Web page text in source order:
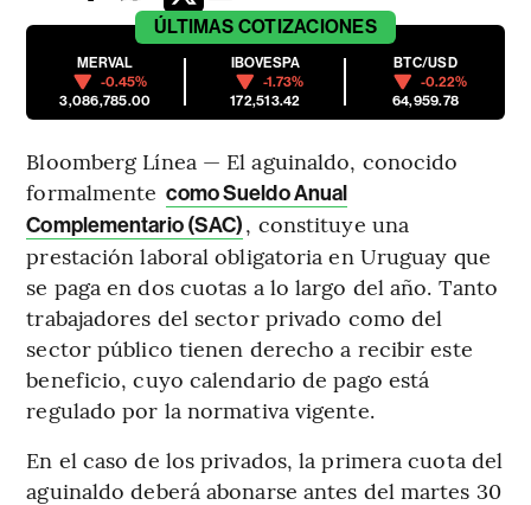
ÚLTIMAS COTIZACIONES
MERVAL
-0.45%
3,086,785.00
IBOVESPA
-1.73%
172,513.42
BTC/USD
-0.22%
64,959.78
Bloomberg Línea — El aguinaldo, conocido
formalmente como Sueldo Anual
Complementario (SAC), constituye una
prestación laboral obligatoria en Uruguay que
se paga en dos cuotas a lo largo del año. Tanto
trabajadores del sector privado como del
sector público tienen derecho a recibir este
beneficio, cuyo calendario de pago está
regulado por la normativa vigente.
En el caso de los privados, la primera cuota del
aguinaldo deberá abonarse antes del martes 30